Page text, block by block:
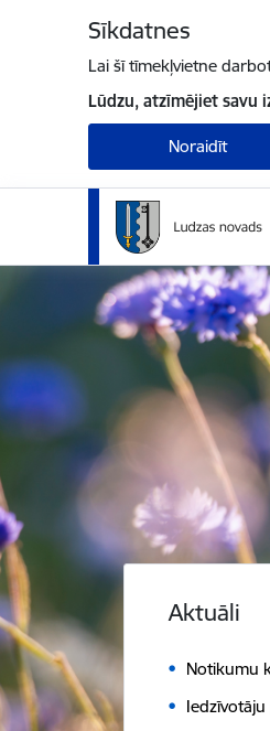
Sīkdatnes
Lai šī tīmekļvietne
Lūdzu, atzīmējiet savu
Noraidīt
Ludzas novada
Aktuāli
Notikumu